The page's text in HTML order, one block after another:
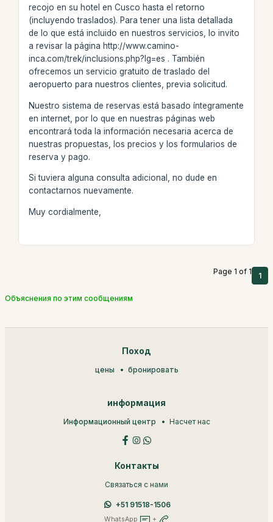
recojo en su hotel en Cusco hasta el retorno
(incluyendo traslados). Para tener una lista detallada
de lo que está incluido en nuestros servicios, lo invito
a revisar la página http://www.camino-
inca.com/trek/inclusions.php?lg=es . También
ofrecemos un servicio gratuito de traslado del
aeropuerto para nuestros clientes, previa solicitud.
Nuestro sistema de reservas está basado íntegramente
en internet, por lo que en nuestras páginas web
encontrará toda la información necesaria acerca de
nuestras propuestas, los precios y los formularios de
reserva y pago.
Si tuviera alguna consulta adicional, no dude en
contactarnos nuevamente.
Muy cordialmente,
Page 1 of 1 1
Объяснения по этим сообщениям
Поход
цены бронировать
информация
Информационный центр Насчет нас
Контакты
Связаться с нами
+51 91518-1506
WhatsApp +